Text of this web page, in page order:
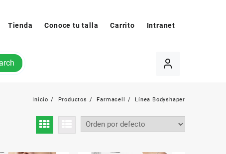
Tienda Conoce tu talla Carrito Intranet
Inicio Productos Farmacell Línea Bodyshaper